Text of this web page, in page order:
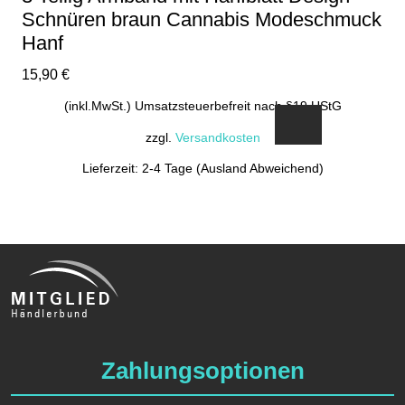
Schnüren braun Cannabis Modeschmuck
Hanf
15,90 €
(inkl.MwSt.) Umsatzsteuerbefreit nach §19 UStG
zzgl. Versandkosten
Lieferzeit: 2-4 Tage (Ausland Abweichend)
Zahlungsoptionen